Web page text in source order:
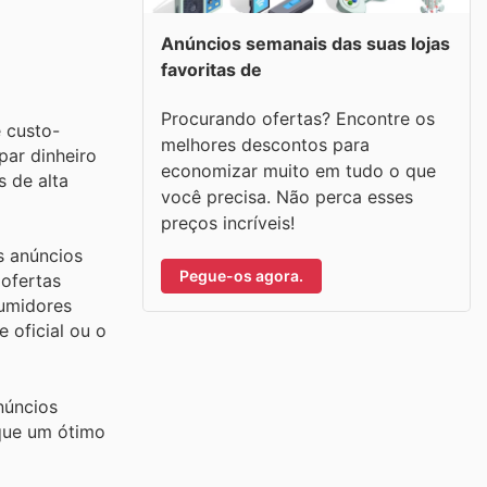
custo-
dinheiro
de alta
anúncios
oficial ou o
um ótimo
Anúncios semanais das suas lojas
favoritas de
Procurando ofertas? Encontre os
melhores descontos para
economizar muito em tudo o que
você precisa. Não perca esses
preços incríveis!
Pegue-os agora.